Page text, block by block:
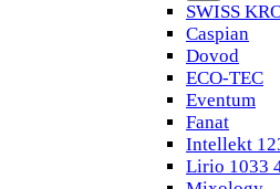
SWISS
Caspian
Dovod
ECO-TEC
Eventum
Fanat
Intellekt
Lirio 1033